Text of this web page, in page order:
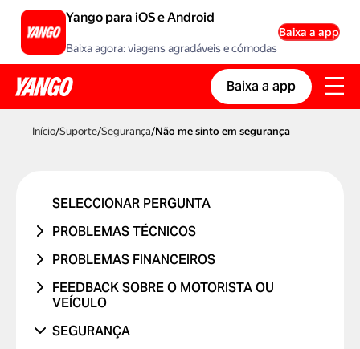
Yango para iOS e Android
Baixa agora: viagens agradáveis e cómodas
Baixa a app
Baixa a app
Início/Suporte/Segurança/Não me sinto em segurança
SELECCIONAR PERGUNTA
PROBLEMAS TÉCNICOS
SESSÃO
PROBLEMA COM UM CÓDIGO
PROMOCIONAL
PROBLEMAS COM CARTÃO BANCÁRIO
PROBLEMAS FINANCEIROS
FUI COBRADO DUAS VEZES
O PREÇO MUDOU
FEEDBACK SOBRE O MOTORISTA OU
VEÍCULO
SEGURANÇA